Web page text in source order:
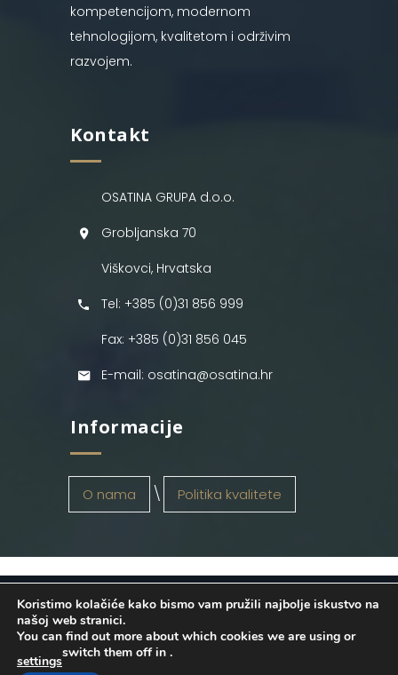
kompetencijom, modernom
tehnologijom, kvalitetom i održivim
razvojem.
Kontakt
OSATINA GRUPA d.o.o.
Grobljanska 70
Viškovci, Hrvatska
Tel: +385 (0)31 856 999
Fax: +385 (0)31 856 045
E-mail: osatina@osatina.hr
Informacije
O nama Politika kvalitete
OSATINA GRUPA d.o.o. 2026
. Configured
byINFOS Osijek. Sva prava pridržana.
Koristimo kolačiće kako bismo vam pružili najbolje iskustvo na
našoj web stranici.
You can find out more about which cookies we are using or
switch them off in
settings
.